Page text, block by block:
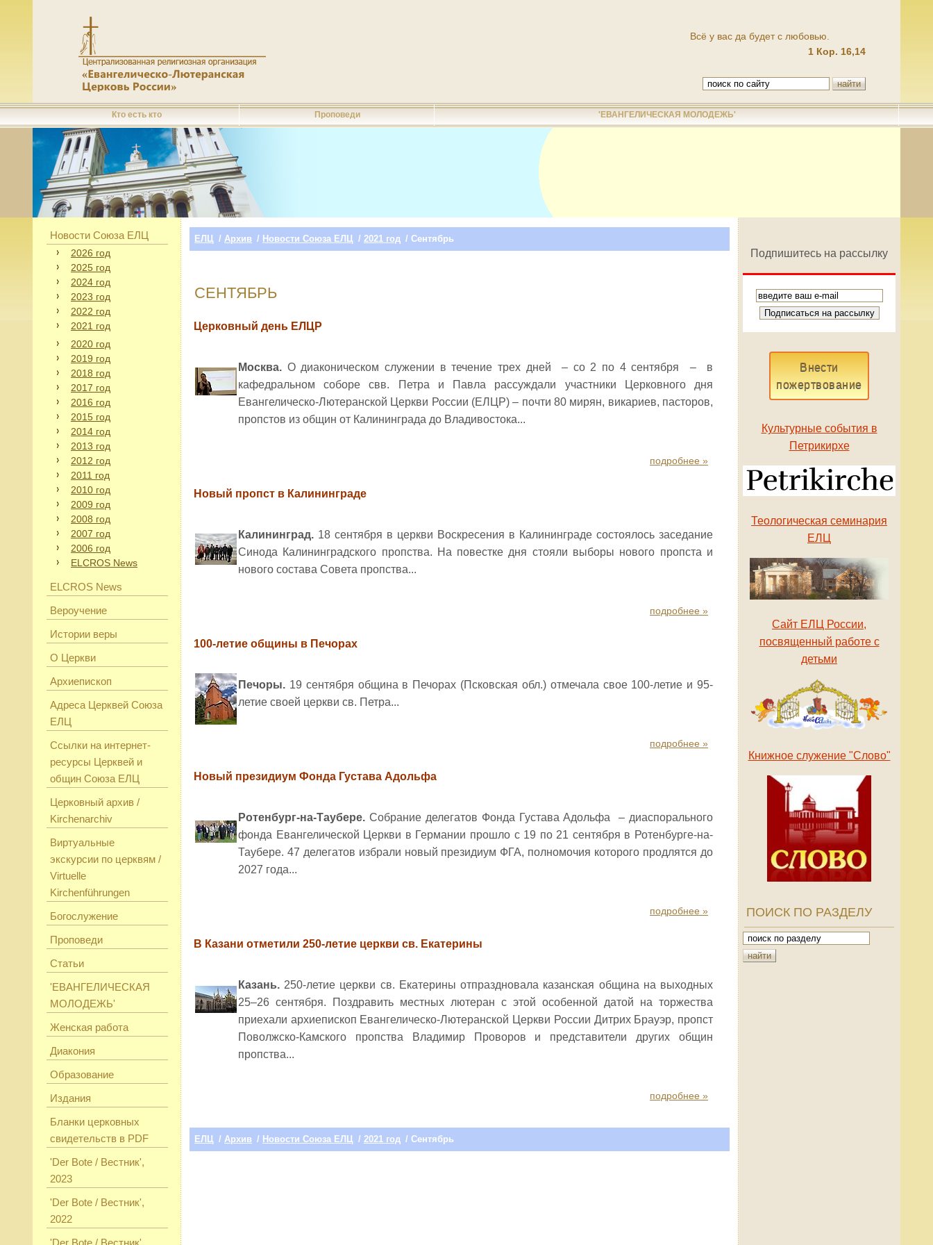
Всё у вас да будет с любовью.
1 Кор. 16,14
Кто есть кто Проповеди 'ЕВАНГЕЛИЧЕСКАЯ МОЛОДЕЖЬ'
Новости Союза ЕЛЦ
2026 год
2025 год
2024 год
2023 год
2022 год
2021 год
2020 год
2019 год
2018 год
2017 год
2016 год
2015 год
2014 год
2013 год
2012 год
2011 год
2010 год
2009 год
2008 год
2007 год
2006 год
ELCROS News
ELCROS News
Вероучение
Истории веры
О Церкви
Архиепископ
Адреса Церквей Союза
ЕЛЦ
Ссылки на интернет-
ресурсы Церквей и
общин Союза ЕЛЦ
Церковный архив /
Kirchenarchiv
Виртуальные
экскурсии по церквям /
Virtuelle
Kirchenführungen
Богослужение
Проповеди
Статьи
'ЕВАНГЕЛИЧЕСКАЯ
МОЛОДЕЖЬ'
Женская работа
Диакония
Образование
Издания
Бланки церковных
свидетельств в PDF
'Der Bote / Вестник',
2023
'Der Bote / Вестник',
2022
'Der Bote / Вестник',
ЕЛЦ / Архив / Новости Союза ЕЛЦ / 2021 год / Сентябрь
СЕНТЯБРЬ
Церковный день ЕЛЦР
Москва. О диаконическом служении в течение трех дней – со 2 по 4 сентября – в
кафедральном соборе свв. Петра и Павла рассуждали участники Церковного дня
Евангелическо-Лютеранской Церкви России (ЕЛЦР) – почти 80 мирян, викариев, пасторов,
пропстов из общин от Калининграда до Владивостока...
подробнее »
Новый пропст в Калининграде
Калининград. 18 сентября в церкви Воскресения в Калининграде состоялось заседание
Синода Калининградского пропства. На повестке дня стояли выборы нового пропста и
нового состава Совета пропства...
подробнее »
100-летие общины в Печорах
Печоры. 19 сентября община в Печорах (Псковская обл.) отмечала свое 100-летие и 95-
летие своей церкви св. Петра...
подробнее »
Новый президиум Фонда Густава Адольфа
Ротенбург-на-Таубере. Собрание делегатов Фонда Густава Адольфа – диаспорального
фонда Евангелической Церкви в Германии прошло с 19 по 21 сентября в Ротенбурге-на-
Таубере. 47 делегатов избрали новый президиум ФГА, полномочия которого продлятся до
2027 года...
подробнее »
В Казани отметили 250-летие церкви св. Екатерины
Казань. 250-летие церкви св. Екатерины отпраздновала казанская община на выходных
25–26 сентября. Поздравить местных лютеран с этой особенной датой на торжества
приехали архиепископ Евангелическо-Лютеранской Церкви России Дитрих Брауэр, пропст
Поволжско-Камского пропства Владимир Проворов и представители других общин
пропства...
подробнее »
ЕЛЦ / Архив / Новости Союза ЕЛЦ / 2021 год / Сентябрь
Подпишитесь на рассылку
Внести
пожертвование
Культурные события в
Петрикирхе
Теологическая семинария
ЕЛЦ
Сайт ЕЛЦ России,
посвященный работе с
детьми
Книжное служение "Слово"
ПОИСК ПО РАЗДЕЛУ